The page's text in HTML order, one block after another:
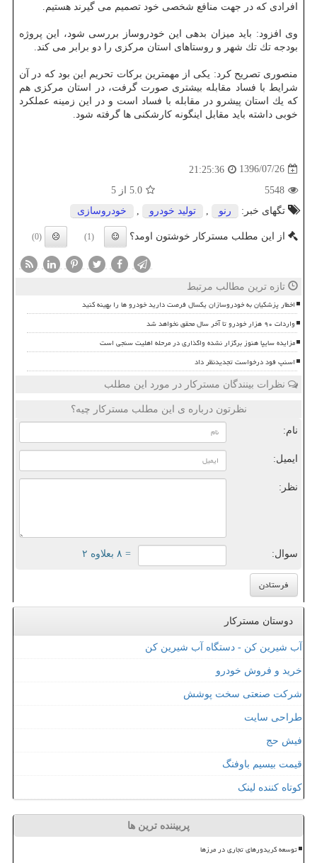
افرادی كه در جهت منافع شخصی خود تصمیم می گیرند هستیم.
وی افزود: باید میزان بدهی این خودروساز بررسی شود، این پروژه
بودجه تك تك شهر و روستاهای استان مركزی را دو برابر می كند.
منصوری تصریح كرد: یكی از مهمترین بركات تحریم این بود كه در آن
شرایط با فساد مقابله بیشتری صورت گرفت، در استان مركزی هم
كه یك استان پیشرو در مقابله با فساد است و در این زمینه عملكرد
خوبی داشته باید مقابل اینگونه كارشكنی ها گرفته شود.
1396/07/26
21:25:36
5548
5.0 از 5
تگهای خبر:
رنو تولید خودرو خودروسازی
از این مطلب مسترکار خوشتون اومد؟ (1)
(0)
تازه ترین مطالب مرتبط
اخطار پزشکیان به خودروسازان یکسال فرصت دارید خودرو ها را بهینه کنید
واردات ۹۰ هزار خودرو تا آخر سال محقق نخواهد شد
مزایده سایپا هنوز برگزار نشده واگذاری در مرحله اهلیت سنجی است
اسنپ فود درخواست تجدیدنظر داد
نظرات بینندگان مسترکار در مورد این مطلب
نظرتون درباره ی این مطلب مسترکار چیه؟
نام:
ایمیل:
نظر:
سوال: = ۸ بعلاوه ۲
دوستان مسترکار
آب شیرین کن - دستگاه آب شیرین کن
خرید و فروش خودرو
شرکت صنعتی سخت پوشش
طراحی سایت
فیش حج
قیمت بیسیم باوفنگ
کوتاه کننده لینک
پربیننده ترین ها
توسعه کریدورهای تجاری در مرزها